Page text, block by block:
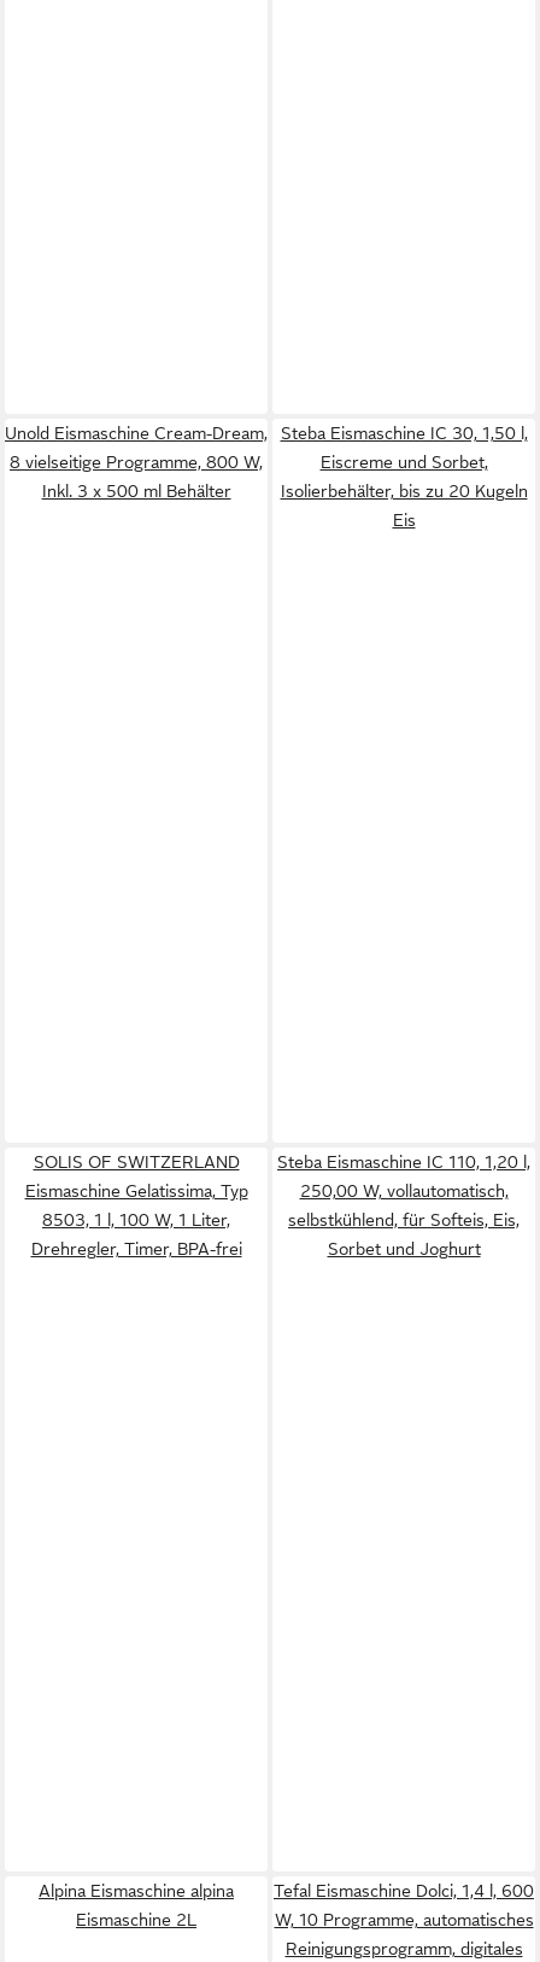
Unold Eismaschine Cream-Dream,
8 vielseitige Programme, 800 W,
Inkl. 3 x 500 ml Behälter
Steba Eismaschine IC 30, 1,50 l,
Eiscreme und Sorbet,
Isolierbehälter, bis zu 20 Kugeln
Eis
SOLIS OF SWITZERLAND
Eismaschine Gelatissima, Typ
8503, 1 l, 100 W, 1 Liter,
Drehregler, Timer, BPA-frei
Steba Eismaschine IC 110, 1,20 l,
250,00 W, vollautomatisch,
selbstkühlend, für Softeis, Eis,
Sorbet und Joghurt
Alpina Eismaschine alpina
Eismaschine 2L
Tefal Eismaschine Dolci, 1,4 l, 600
W, 10 Programme, automatisches
Reinigungsprogramm, digitales